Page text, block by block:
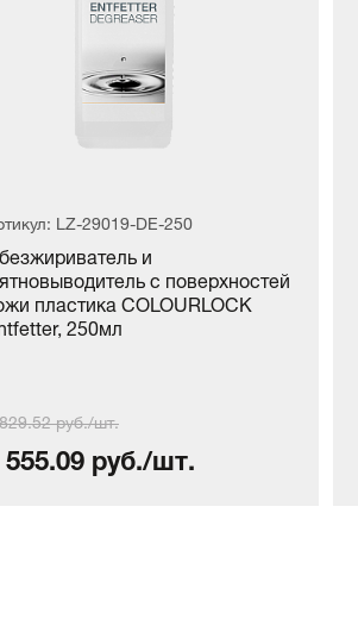
LZ-29019-DE-250
и
с поверхностей
пластика COLOURLOCK
250мл
руб./шт.
руб./шт.